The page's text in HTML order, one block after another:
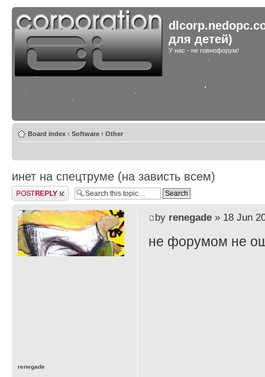
для детей)
У нас - не говнофорум!
Board index ‹ Software ‹ Other
инет на спецтруме (на зависть всем)
Post a reply
by renegade» 18 Jun
не форумом не
renegade